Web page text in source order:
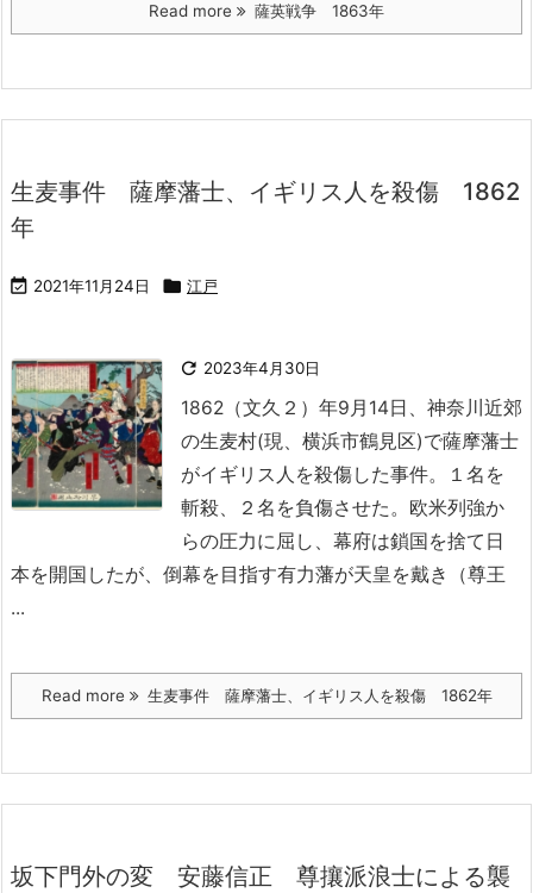
Read more 薩英戦争 1863年
生麦事件 薩摩藩士、イギリス人を殺傷 1862
年
 2021年11月24日  江戸
 2023年4月30日
1862（文久２）年9月14日、神奈川近郊
の生麦村(現、横浜市鶴見区)で薩摩藩士
がイギリス人を殺傷した事件。１名を
斬殺、２名を負傷させた。 欧米列強か
らの圧力に屈し、幕府は鎖国を捨て日
本を開国したが、倒幕を目指す有力藩が天皇を戴き（尊王
...
Read more 生麦事件 薩摩藩士、イギリス人を殺傷 1862年
坂下門外の変 安藤信正 尊攘派浪士による襲